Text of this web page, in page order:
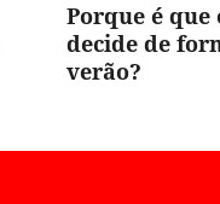
Porque é que
decide de
verão?